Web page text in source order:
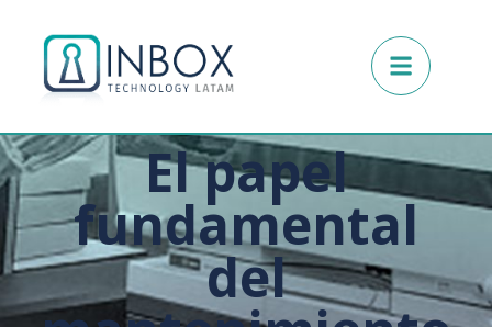
El papel
fundamental
del